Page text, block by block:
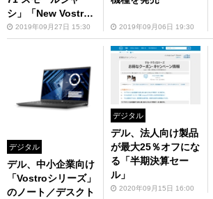
シ」「New Vostro
3671 ミニタワー」
2019年09月27日 15:30 2019年09月06日 19:30
デジタル
デル、中小企業向け
「Vostroシリーズ」
のノート／デスクト
デジタル
デル、法人向け製品
が最大25％オフにな
る「半期決算セー
ル」
2020年09月15日 16:00